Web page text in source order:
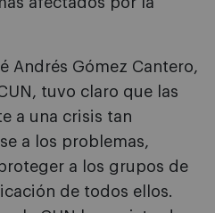
Andrés Gómez Cantero,
tuvo claro que las
a una crisis tan
a los problemas,
a los grupos de
de todos ellos.